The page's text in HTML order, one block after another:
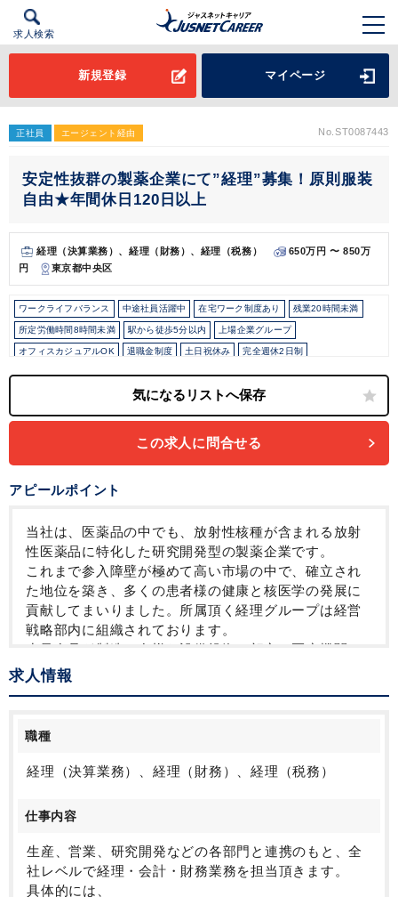
求人検索
新規登録 マイページ
正社員 エージェント経由 No.ST0087443
安定性抜群の製薬企業にて”経理”募集！原則服装
自由★年間休日120日以上
経理（決算業務）、経理（財務）、経理（税務）
650万円 〜 850万
円
東京都中央区
ワークライフバランス 中途社員活躍中 在宅ワーク制度あり 残業20時間未満
所定労働時間8時間未満 駅から徒歩5分以内 上場企業グループ
オフィスカジュアルOK 退職金制度 土日祝休み 完全週休2日制
この求人に問合せる
アピールポイント
当社は、医薬品の中でも、放射性核種が含まれる放射
性医薬品に特化した研究開発型の製薬企業です。
これまで参入障壁が極めて高い市場の中で、確立され
た地位を築き、多くの患者様の健康と核医学の発展に
貢献してまいりました。所属頂く経理グループは経営
戦略部内に組織されております。
少量多品種製造・多様な設備投資・顧客（医療機関・
卸）を抱える中、経営中枢に近い立場から、正確な経
営状況の把握や、適正なコスト水準の達成に向けた原
いたします。
求人情報
職種
経理（決算業務）、経理（財務）、経理（税務）
仕事内容
生産、営業、研究開発などの各部門と連携のもと、全
社レベルで経理・会計・財務業務を担当頂きます。
具体的には、